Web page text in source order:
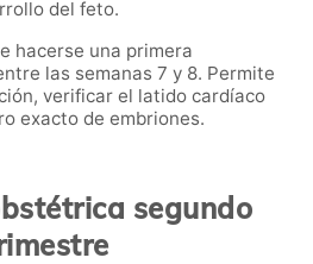
del feto.
hacerse una primera
las semanas 7 y 8. Permite
verificar el latido cardíaco
exacto de embriones.
segundo